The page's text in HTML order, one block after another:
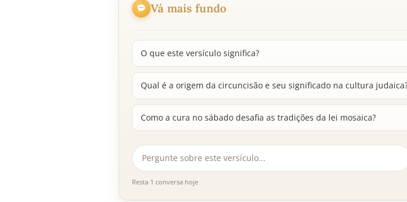
Vá mais fundo
O que este versículo significa?
Qual é a origem da circuncisão e seu significado na cultura
Como a cura no sábado desafia as tradições da lei mosaica?
Resta 1 conversa hoje